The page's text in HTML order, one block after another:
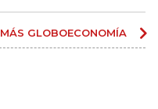
MÁS GLOBOECONOMÍA